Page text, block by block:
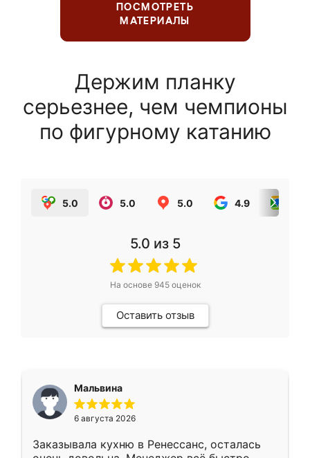
ПОСМОТРЕТЬ
МАТЕРИАЛЫ
Держим планку
серьезнее, чем чемпионы
по фигурному катанию
5.0 5.0 5.0 4.9
5.0 из 5
На основе 945оценок
Оставить отзыв
Мальвина
6 августа 2026
Заказывала кухню в Ренессанс, осталась